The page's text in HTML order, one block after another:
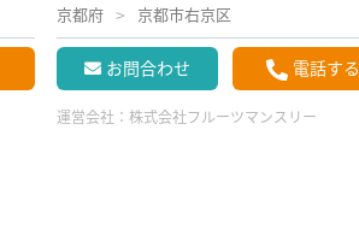
京都府 京都市右京区
お問合わせ 電話する
運営会社： 株式会社フルーツマンスリー